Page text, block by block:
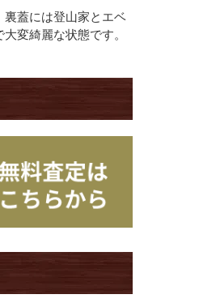
裏蓋には登山家とエベ
変綺麗な状態です。